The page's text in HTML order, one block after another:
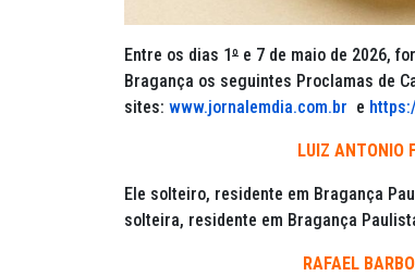
Entre os dias 1º e 7 de maio de 2026,
Bragança os seguintes Proclamas de
sites: www.jornalemdia.com.br e
LUIZ ANTONIO
Ele solteiro, residente em Bragança
solteira, residente em Bragança
RAFAEL